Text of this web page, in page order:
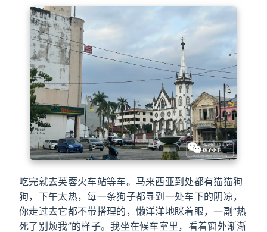
吃完就去芙蓉火车站等车。马来西亚到处都有猫猫狗
狗，下午太热，每一条狗子都寻到一处车下的阴凉，
你走过去它都不带搭理的，懒洋洋地眯着眼，一副“热
死了别烦我”的样子。我坐在候车室里，看着窗外渐渐